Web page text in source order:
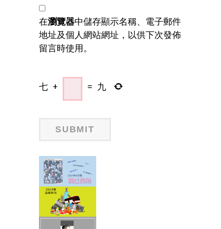
在瀏覽器中儲存顯示名稱、電子郵件
地址及個人網站網址，以供下次發佈
留言時使用。
七 + = 九